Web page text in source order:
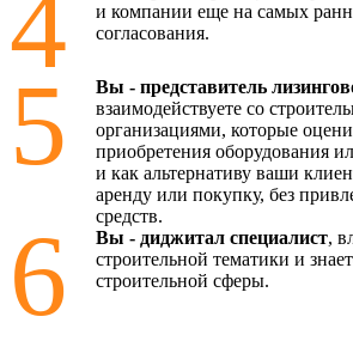
4
и компании еще на самых
согласования.
5 Вы - представитель
взаимодействуете со
организациями, которые
приобретения оборудования
и как альтернативу ваши
аренду или покупку, без
средств.
6 Вы - диджитал специалист,
строительной тематики и
строительной сферы.